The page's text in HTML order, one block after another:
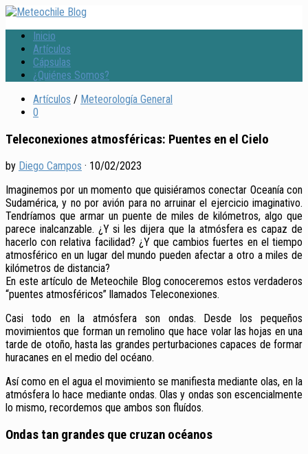
Inicio
Artículos
Cápsulas
¿Quiénes Somos?
Artículos / Meteorología General
0
Teleconexiones atmosféricas: Puentes en el Cielo
by Diego Campos · 10/02/2023
Imaginemos por un momento que quisiéramos conectar Oceanía con
Sudamérica, y no por avión para no arruinar el ejercicio imaginativo.
Tendríamos que armar un puente de miles de kilómetros, algo que
parece inalcanzable. ¿Y si les dijera que la atmósfera es capaz de
hacerlo con relativa facilidad? ¿Y que cambios fuertes en el tiempo
atmosférico en un lugar del mundo pueden afectar a otro a miles de
kilómetros de distancia?
En este artículo de Meteochile Blog conoceremos estos verdaderos
“puentes atmosféricos” llamados Teleconexiones.
Casi todo en la atmósfera son ondas. Desde los pequeños
movimientos que forman un remolino que hace volar las hojas en una
tarde de otoño, hasta las grandes perturbaciones capaces de formar
huracanes en el medio del océano.
Así como en el agua el movimiento se manifiesta mediante olas, en la
atmósfera lo hace mediante ondas. Olas y ondas son escencialmente
lo mismo, recordemos que ambos son fluídos.
Ondas tan grandes que cruzan océanos